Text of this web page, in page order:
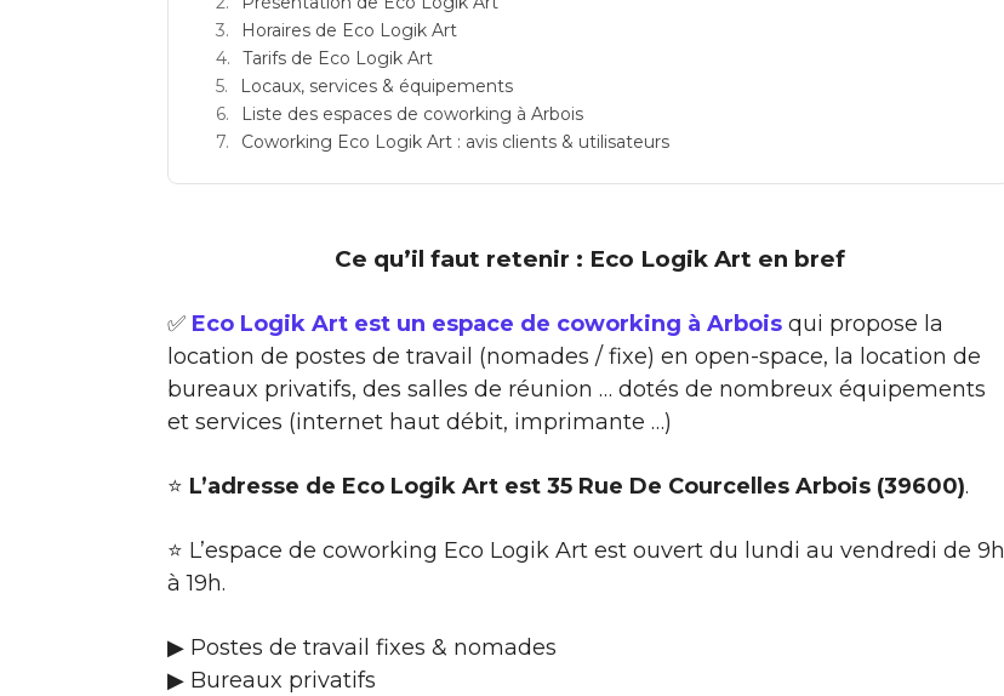
Horaires de Eco Logik Art
Tarifs de Eco Logik Art
Locaux, services & équipements
Liste des espaces de coworking à Arbois
Coworking Eco Logik Art : avis clients & utilisateurs
Ce qu’il faut retenir : Eco Logik Art en bref
✅ Eco Logik Art est un espace de coworking à Arbois qui propose la
location de postes de travail (nomades / fixe) en open-space, la location de
bureaux privatifs, des salles de réunion … dotés de nombreux équipements
et services (internet haut débit, imprimante …)
⭐ L’adresse de Eco Logik Art est 35 Rue De Courcelles Arbois (39600).
⭐ L’espace de coworking Eco Logik Art est ouvert du lundi au vendredi de 9h
à 19h.
▶ Postes de travail fixes & nomades
▶ Bureaux privatifs